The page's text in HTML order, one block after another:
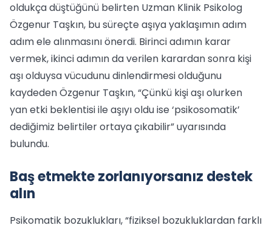
oldukça düştüğünü belirten Uzman Klinik Psikolog
Özgenur Taşkın, bu süreçte aşıya yaklaşımın adım
adım ele alınmasını önerdi. Birinci adımın karar
vermek, ikinci adımın da verilen karardan sonra kişi
aşı olduysa vücudunu dinlendirmesi olduğunu
kaydeden Özgenur Taşkın, “Çünkü kişi aşı olurken
yan etki beklentisi ile aşıyı oldu ise ‘psikosomatik’
dediğimiz belirtiler ortaya çıkabilir” uyarısında
bulundu.
Baş etmekte zorlanıyorsanız destek
alın
Psikomatik bozuklukları, “fiziksel bozukluklardan farklı